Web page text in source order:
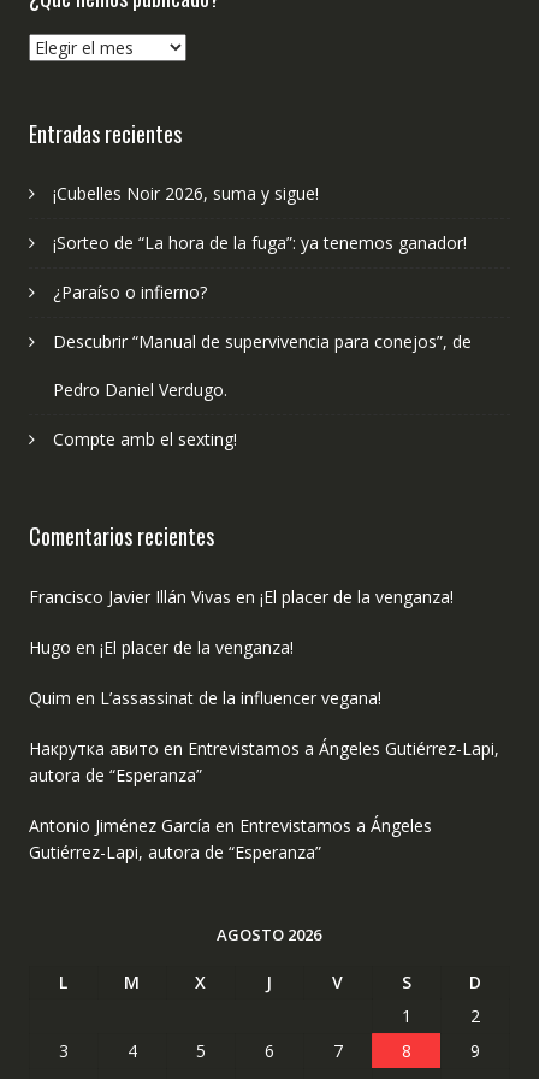
¿Qué
Entradas recientes
¡Cubelles Noir 2026, suma y sigue!
¡Sorteo de “La hora de la fuga”: ya tenemos ganador!
¿Paraíso o infierno?
Descubrir “Manual de supervivencia para conejos”, de
Pedro Daniel Verdugo.
Compte amb el sexting!
Comentarios recientes
Francisco Javier Illán Vivas en ¡El placer de la venganza!
Hugo en ¡El placer de la venganza!
Quim en L’assassinat de la influencer vegana!
Накрутка авито en Entrevistamos a Ángeles Gutiérrez-Lapi,
autora de “Esperanza”
Antonio Jiménez García en Entrevistamos a Ángeles
Gutiérrez-Lapi, autora de “Esperanza”
AGOSTO 2026
L M X J V S
D
1
2
3
4 5 6 7 8
9